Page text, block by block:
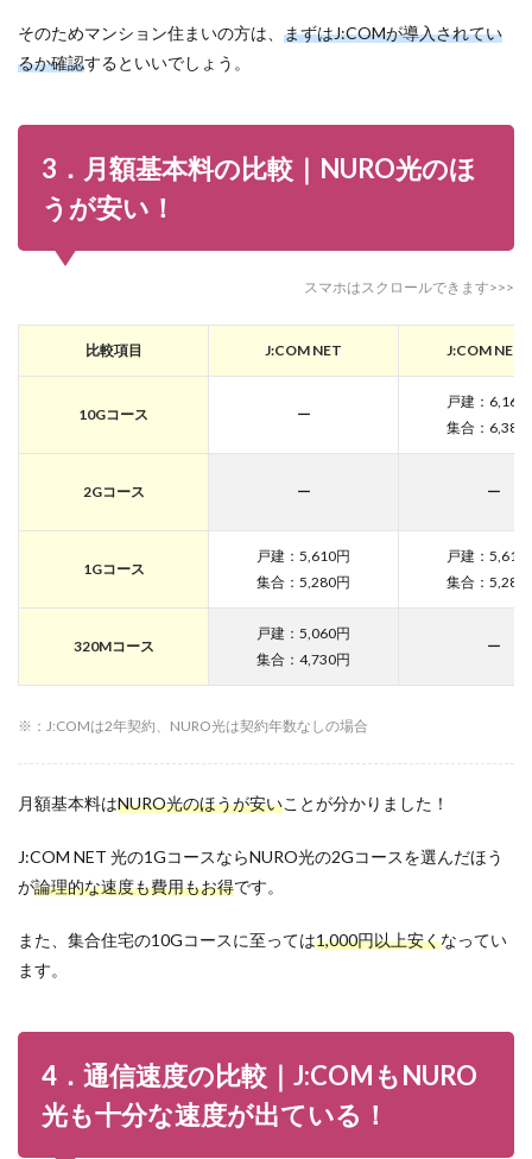
光の比
較でよ
くある
そのためマンション住まいの方は、 まずはJ:COMが導入されてい
るか確認するといいでしょう。
3．月額基本料の比較｜NURO光のほ
うが安い！
スマホはスクロールできます>>>
比較項目 J:COM NET J:COM NET
10Gコース ー
戸建：6,160
集合：6,380
2Gコース ー ー
1Gコース
戸建：5,610円
集合：5,280円
戸建：5,610
集合：5,280
320Mコース
戸建：5,060円
集合：4,730円
ー
※：J:COMは2年契約、NURO光は契約年数なしの場合
月額基本料はNURO光のほうが安いことが分かりました！
J:COM NET 光の1GコースならNURO光の2Gコースを選んだほう
が論理的な速度も費用もお得です。
また、集合住宅の10Gコースに至っては1,000円以上安くなってい
ます。
4．通信速度の比較｜J:COMもNURO
光も十分な速度が出ている！